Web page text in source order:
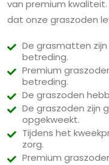
van premium
dat onze graszoden
De grasmatten
betreding.
Premium
betreding.
De graszoden
De graszoden zijn
opgekweekt.
Tijdens het
zorg.
Premium